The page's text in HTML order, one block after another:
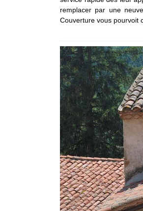
remplacer par une
Couverture vous pourvoit